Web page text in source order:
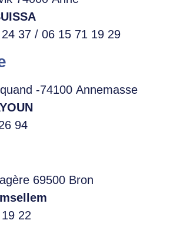
37 / 06 15 71 19 29
-74100 Annemasse
94
69500 Bron
22